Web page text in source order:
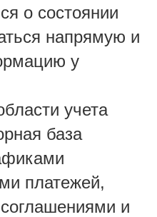
о состоянии
напрямую и
у
учета
база
платежей,
и